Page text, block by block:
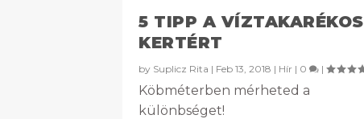
5 TIPP A VÍZTAKARÉKOS
KERTÉRT
by Suplicz Rita | Feb 13, 2018 | Hír | 0 |
Köbméterben mérheted a
különbséget!